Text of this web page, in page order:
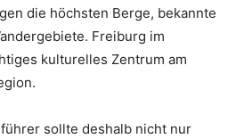
die höchsten Berge, bekannte
Freiburg im
kulturelles Zentrum am
sollte deshalb nicht nur